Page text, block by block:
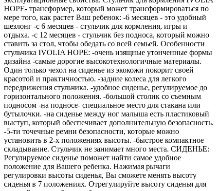
HOPE- трансформер, который может трансформироваться по
мере того, как растет Ваш ребенок: -6 месяцев - это удобный
шезлонг -с 6 месяцев - стульчик для кормления, игры и
отдыха. -с 12 месяцев - стульчик без подноса, который можно
ставить за стол, чтобы обедать со всей семьей. Особенности
стульчика IVOLIA HOPE: -очень изящные утонченные формы
дизайна -самые дорогие высокотехнологичные материалы.
Один только чехол на сиденье из экокожи покорит своей
красотой и практичностью. -задние колеса для легкого
передвижения стульчика. -удобное сиденье, регулируемое до
горизонтального положения. -большой столик со съемным
подносом -на подносе- специальное место для стакана или
бутылочки. -на сиденье между ног малыша есть пластиковый
выступ, который обеспечивает дополнительную безопасность.
-5-ти точечные ремни безопасности, которые можно
установить в 2-х положениях высоты. -быстрое компактное
складывание. Стульчик не занимает много места. СИДЕНЬЕ:
Регулируемое сиденье поможет найти самое удобное
положение для Вашего ребенка. Нажимая рычаги
регулировки высоты сиденья, Вы сможете менять высоту
сиденья в 7 положениях. Отрегулируйте высоту сиденья для